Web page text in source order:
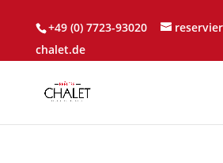
+49 (0) 7723-93020
chalet.de